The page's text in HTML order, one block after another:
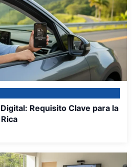
Requisito Clave para la